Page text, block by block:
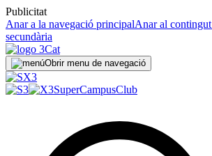
Publicitat
Anar a la navegació principalAnar al contingut
secundària
Obrir menu de navegació
SuperCampusClub